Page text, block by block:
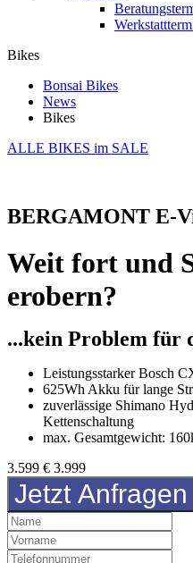
Bikes
Bonsai Bikes
News
Bikes
ALLE BIKES im SALE
BERGAMONT E-
Weit fort und
erobern?
...kein Problem für
Leistungsstarker Bosch
625Wh Akku für lange
zuverlässige Shimano
Kettenschaltung
max. Gesamtgewicht:
3.599 € 3.999
Jetzt Anfragen